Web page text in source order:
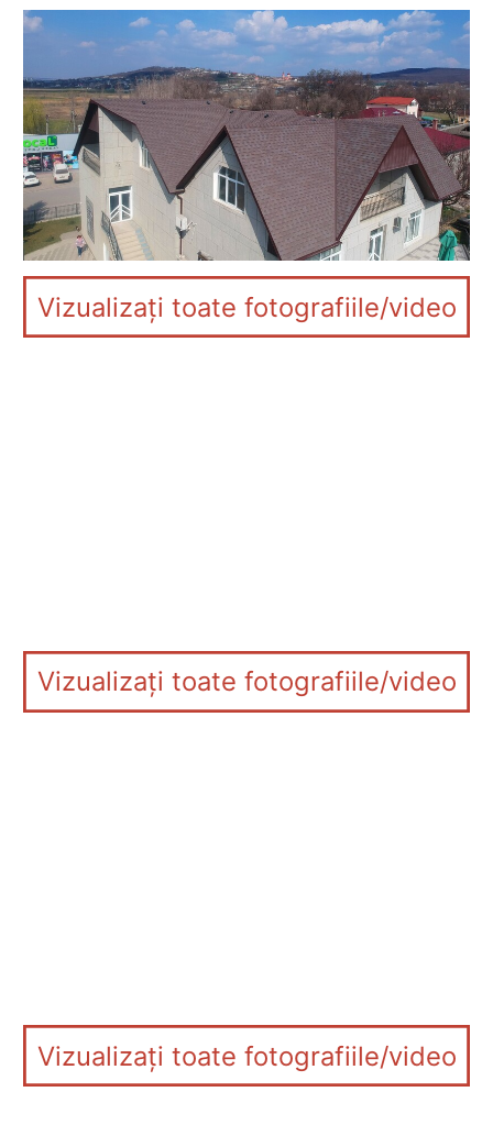
Vizualizați toate fotografiile/video
Vizualizați toate fotografiile/video
Vizualizați toate fotografiile/video